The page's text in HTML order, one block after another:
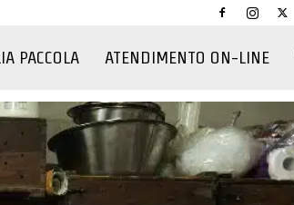
PACCOLA ATENDIMENTO ON-LINE